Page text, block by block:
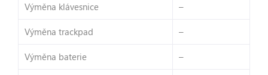
Výměna klávesnice –
Výměna trackpad –
Výměna baterie –